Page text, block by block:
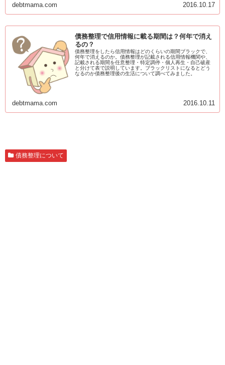
debtmama.com 2016.10.17
債務整理で信用情報に載る期間は？何年で消え
るの？
債務整理をしたら信用情報はどのくらいの期間ブラックで、
何年で消えるのか。債務整理が記載される信用情報機関や、
記載される期間を任意整理・特定調停・個人再生・自己破産
と分けて表で説明しています。ブラックリストになるとどう
なるのか債務整理後の生活について調べてみました。
debtmama.com 2016.10.11
債務整理について